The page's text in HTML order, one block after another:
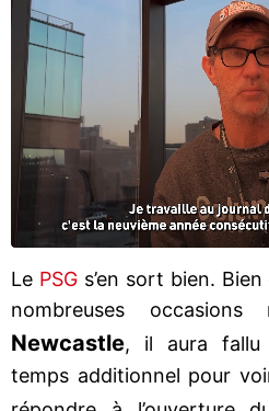
Le PSGs’en sort bien. Bien
nombreuses
Newcastle, il aura fallu
temps additionnel pour